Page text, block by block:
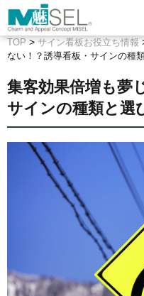
TOP>サイン看板お役立ち情報
ない！？誘導看板・サインの種
集客効果倍増も夢
サインの種類と選